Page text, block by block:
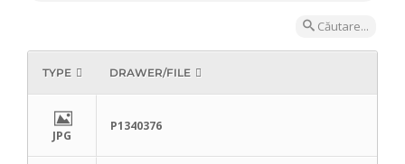
Căutare...
TYPE DRAWER/FILE
JPG
P1340376